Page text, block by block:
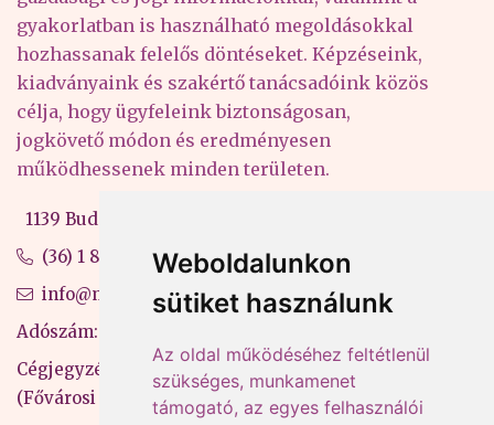
Weboldalunkon
sütiket használunk
Az oldal működéséhez feltétlenül
szükséges, munkamenet
támogató, az egyes felhasználói
gyakorlatban is használható megoldásokkal
hozhassanak felelős döntéseket. Képzéseink,
kiadványaink és szakértő tanácsadóink közös
célja, hogy ügyfeleink biztonságosan,
jogkövető módon és eredményesen
működhessenek minden területen.
1139 Budapest, Váci út 99-105. 4. em.
(36) 1 880 76 00
info@mprx.hu
Adószám: 13598145-2-41
Cégjegyzékszám: 01-09-883770
(Fővárosi Bíróság)